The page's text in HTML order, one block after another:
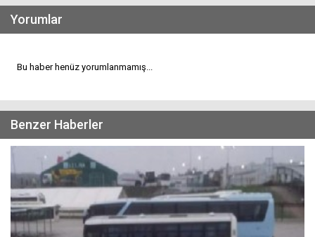
Yorumlar
Bu haber henüz yorumlanmamış...
Benzer Haberler